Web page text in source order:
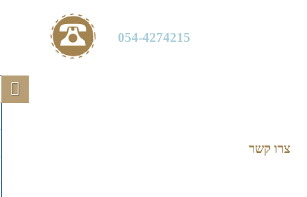
054-4274215
צרו קשר